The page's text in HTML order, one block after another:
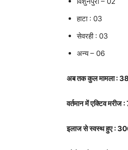
हाटा : 03
सेवरही : 03
अन्य – 06
अब तक कुल मामला :
वर्तमान में एक्टिव मरीज
इलाज से स्वस्थ हुए :